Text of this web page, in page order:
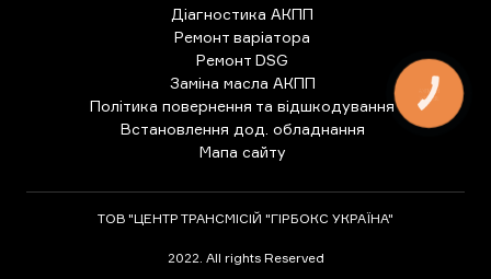
Діагностика АКПП
Ремонт варіатора
Ремонт DSG
Заміна масла АКПП
Політика повернення та відшкодування
Встановлення дод. обладнання
Мапа сайту
ТОВ "ЦЕНТР ТРАНСМІСІЙ "ГІРБОКС УКРАЇНА"
2022. All rights Reserved
КНОПКА
ЗВ'ЯЗКУ